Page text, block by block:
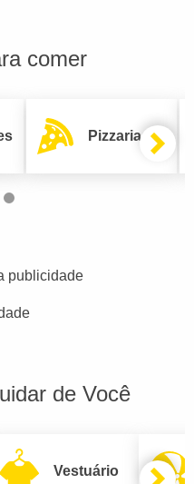
comer
Pizzarias
publicidade
de Você
Vestuário